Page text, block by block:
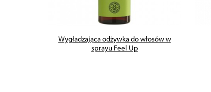
Wygładzająca odżywka do włosów w
sprayu Feel Up